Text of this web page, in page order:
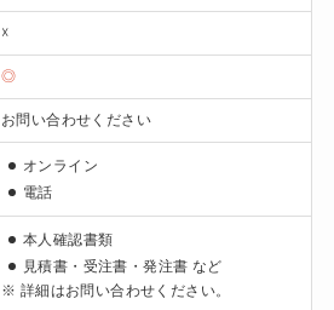
☓
◎
お問い合わせください
オンライン
電話
本人確認書類
見積書・受注書・発注書 など
※ 詳細はお問い合わせください。